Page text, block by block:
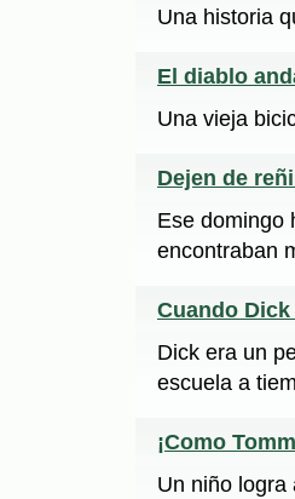
Una historia
El diablo
Una vieja
Dejen de
Ese domingo
encontraban
Cuando
Dick era un
escuela a
¡Como
Un niño logra